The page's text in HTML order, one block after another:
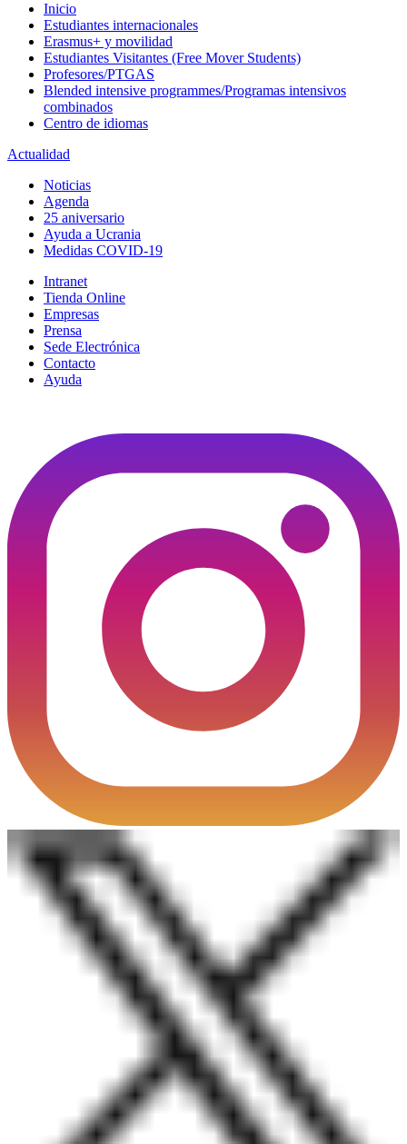
Inicio
Estudiantes internacionales
Erasmus+ y movilidad
Estudiantes Visitantes (Free Mover Students)
Profesores/PTGAS
Blended intensive programmes/Programas intensivos
combinados
Centro de idiomas
Actualidad
Noticias
Agenda
25 aniversario
Ayuda a Ucrania
Medidas COVID-19
Intranet
Tienda Online
Empresas
Prensa
Sede Electrónica
Contacto
Ayuda